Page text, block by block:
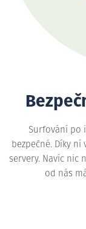
Surfování po
bezpečné. Díky
servery. Navíc nic
od nás